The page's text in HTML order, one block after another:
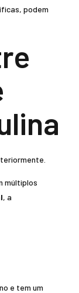
podem
múltiplos
, a
e tem um